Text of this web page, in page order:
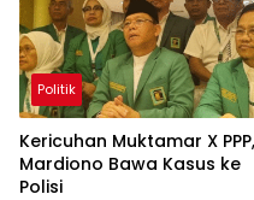
Politik
Kericuhan Muktamar X PPP,
Mardiono Bawa Kasus ke
Polisi